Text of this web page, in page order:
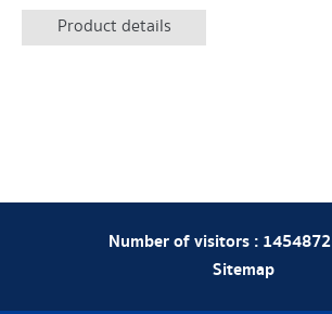
Product details
Number of visitors : 1454872
Sitemap